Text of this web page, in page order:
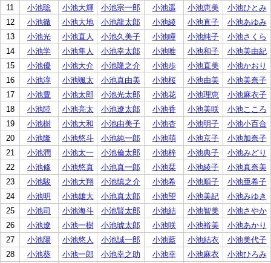
11
小池聡 小池大輝 小池宗一郎 小池遥 小池恵美
小池ひとみ
12
小池徹 小池大地 小池龍太郎 小池綾 小池直子
小池あゆみ
13
小池光 小池直人 小池久美子 小池瞳 小池純子
小池さくら
14
小池学 小池隼人 小池幸太郎 小池唯 小池和子
小池美由紀
15
小池優 小池大介 小池隆之介 小池歩 小池直美
小池かおり
16
小池淳 小池颯太 小池真由美 小池桜 小池由美
小池美奈子
17
小池豊 小池太郎 小池光太郎 小池花 小池理恵
小池麻衣子
18
小池陸 小池亮太 小池遼太郎 小池香 小池美咲
小池こころ
19
小池樹 小池大和 小池由美子 小池杏 小池明子
小池小百合
20
小池隆 小池悠斗 小池純一郎 小池萌 小池京子
小池加奈子
21
小池潤 小池太一 小池倫太郎 小池梓 小池典子
小池みどり
22
小池修 小池悠真 小池真一郎 小池栞 小池綾子
小池真奈美
23
小池駿 小池大翔 小池慎之介 小池希 小池順子
小池亜希子
24
小池明 小池雄大 小池真太郎 小池望 小池美紀
小池みゆき
25
小池司 小池海斗 小池賢太郎 小池結 小池智美
小池さやか
26
小池遼 小池一樹 小池琥太郎 小池咲 小池裕美
小池あかり
27
小池陽 小池悠人 小池誠一郎 小池藍 小池結衣
小池美代子
28
小池葵 小池一郎 小池幸之助 小池幸 小池麻衣
小池ひろみ